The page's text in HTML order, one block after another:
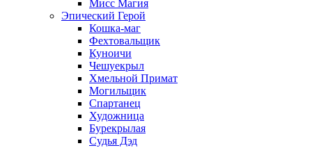
Мисс Магия
Эпический Герой
Кошка-маг
Фехтовальщик
Куноичи
Чешуекрыл
Хмельной Примат
Могильщик
Спартанец
Художница
Бурекрылая
Судья Дэд